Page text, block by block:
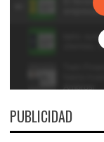
PUBLICIDAD